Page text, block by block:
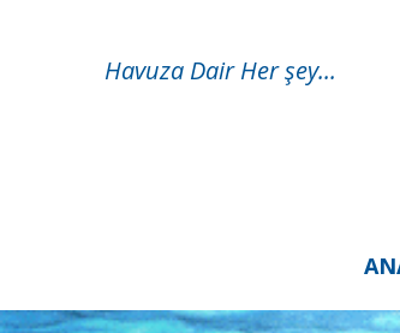
Havuza Dair Her şey...